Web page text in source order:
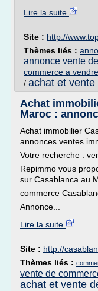
Lire la suite
Site : http://
Thèmes liés :
annonce vente
commerce a vendre
/ achat et
Achat
Maroc :
Achat immobilier
annonces ventes
Votre recherche :
Repimmo vous
sur Casablanca au
commerce
Annonce...
Lire la suite
Site : http://
Thèmes liés :
vente de
achat et vente